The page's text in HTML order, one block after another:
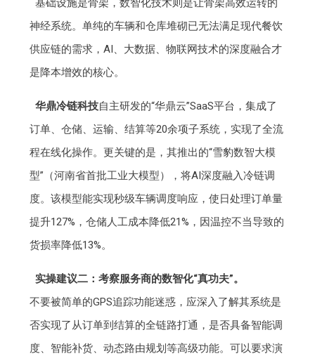
基础设施是骨架，数智化技术则是让骨架高效运转的
神经系统。单纯的车辆和仓库堆砌已无法满足现代餐饮
供应链的需求，AI、大数据、物联网技术的深度融合才
是降本增效的核心。
华鼎冷链科技自主研发的“华鼎云”SaaS平台，集成了
订单、仓储、运输、结算等20余项子系统，实现了全流
程在线化操作。更关键的是，其推出的“雪豹数智大模
型”（河南省首批工业大模型），将AI深度融入冷链调
度。该模型能实现秒级车辆调度响应，使日处理订单量
提升127%，仓储人工成本降低21%，因温控不当导致的
货损率降低13%。
实操建议二：考察服务商的数智化“真功夫”。
不要被简单的GPS追踪功能迷惑，应深入了解其系统是
否实现了从订单到结算的全链路打通，是否具备智能调
度、智能补货、动态路由规划等高级功能。可以要求演